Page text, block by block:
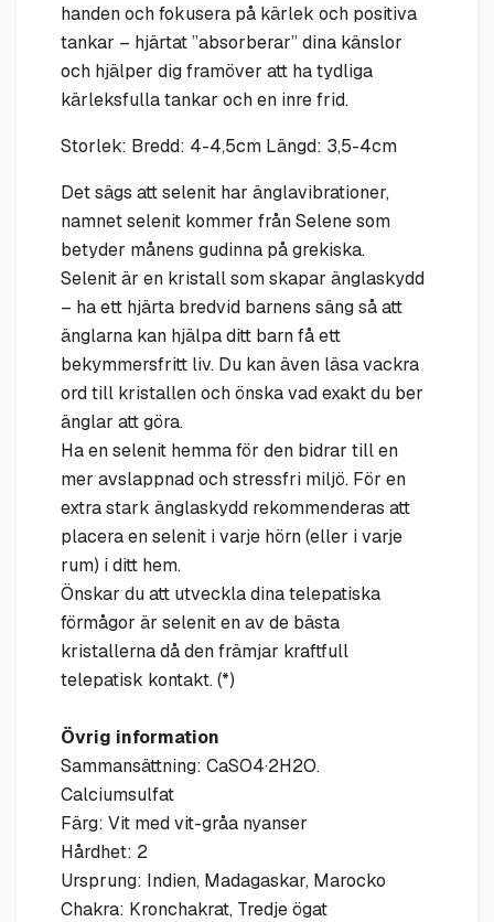
handen och fokusera på kärlek och positiva
tankar – hjärtat ”absorberar” dina känslor
och hjälper dig framöver att ha tydliga
kärleksfulla tankar och en inre frid.
Storlek: Bredd: 4-4,5cm Längd: 3,5-4cm
Det sägs att selenit har änglavibrationer,
namnet selenit kommer från Selene som
betyder månens gudinna på grekiska.
Selenit är en kristall som skapar änglaskydd
– ha ett hjärta bredvid barnens säng så att
änglarna kan hjälpa ditt barn få ett
bekymmersfritt liv. Du kan även läsa vackra
ord till kristallen och önska vad exakt du ber
änglar att göra.
Ha en selenit hemma för den bidrar till en
mer avslappnad och stressfri miljö. För en
extra stark änglaskydd rekommenderas att
placera en selenit i varje hörn (eller i varje
rum) i ditt hem.
Önskar du att utveckla dina telepatiska
förmågor är selenit en av de bästa
kristallerna då den främjar kraftfull
telepatisk kontakt. (*)
Övrig information
Sammansättning: CaSO4·2H2O.
Calciumsulfat
Färg: Vit med vit-gråa nyanser
Hårdhet: 2
Ursprung: Indien, Madagaskar, Marocko
Chakra: Kronchakrat, Tredje ögat